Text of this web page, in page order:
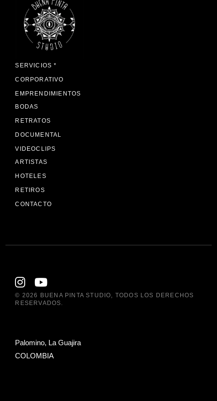
SERVICIOS *
CORPORATIVO
EMPRENDIMIENTOS
BODAS
RETRATOS
DOCUMENTAL
VIDEOCLIPS
ARTISTAS
HOTELES
RETIROS
CONTACTO
© 2026 BUENA PINTA STUDIO, TODOS LOS DERECHOS
RESERVADOS.
Palomino, La Guajira
COLOMBIA